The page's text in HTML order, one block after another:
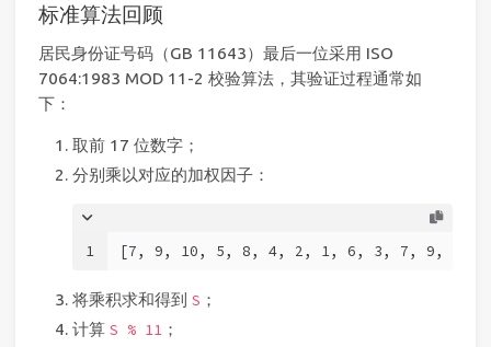
标准算法回顾
居民身份证号码（GB 11643）最后一位采用 ISO
7064:1983 MOD 11-2 校验算法，其验证过程通常如
下：
取前 17 位数字；
分别乘以对应的加权因子：
1 [7, 9, 10, 5, 8, 4, 2, 1, 6, 3, 7, 9, 10,
将乘积求和得到 S ；
计算 S % 11 ；